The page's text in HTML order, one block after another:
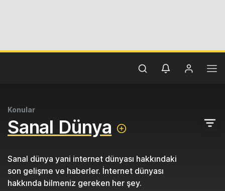
Konular
Sanal Dünya
Sanal dünya yani internet dünyası hakkındaki
son gelişme ve haberler. İnternet dünyası
hakkında bilmeniz gereken her şey.